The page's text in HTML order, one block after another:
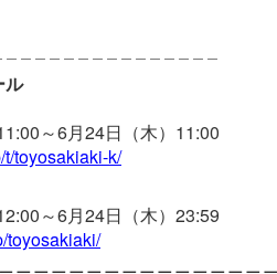
ル
～6月24日（木）11:00
t/toyosakiaki-k/
～6月24日（木）23:59
toyosakiaki/